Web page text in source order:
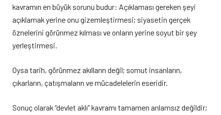
kavramın en büyük sorunu budur: Açıklaması gereken şeyi
açıklamak yerine onu gizemleştirmesi; siyasetin gerçek
öznelerini görünmez kılması ve onların yerine soyut bir şey
yerleştirmesi.
Oysa tarih, görünmez akılların değil; somut insanların,
çıkarların, çatışmaların ve mücadelelerin eseridir.
Sonuç olarak “devlet aklı” kavramı tamamen anlamsız değildir;